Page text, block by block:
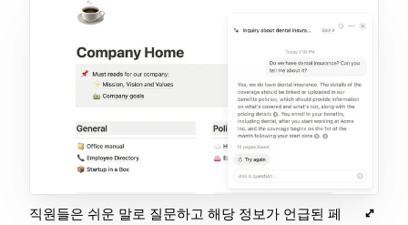
직원들은 쉬운 말로 질문하고 해당 정보가 언급된 페